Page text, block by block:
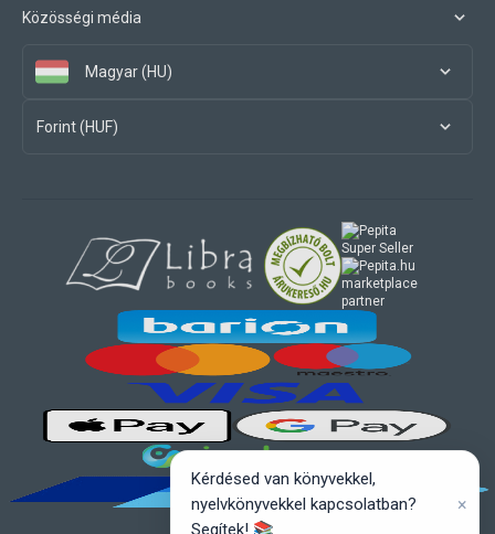
Közösségi média
Magyar (HU)
Forint (HUF)
marketplace
partner
Kérdésed van könyvekkel,
nyelvkönyvekkel kapcsolatban?
Segítek! 📚
×